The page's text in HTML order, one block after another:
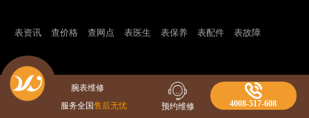
表资讯 查价格 查网点 表医生 表保养 表配件 表故障
腕表维修
服务全国售后无忧 预约维修 4008-517-608